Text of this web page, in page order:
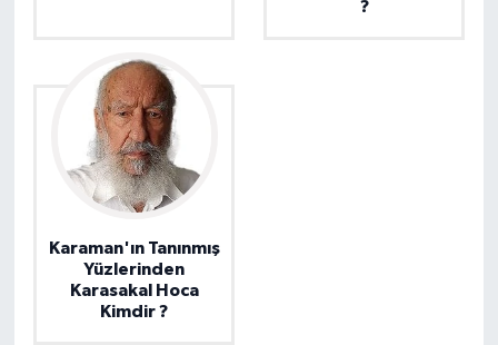
?
Karaman'ın Tanınmış
Yüzlerinden
Karasakal Hoca
Kimdir ?